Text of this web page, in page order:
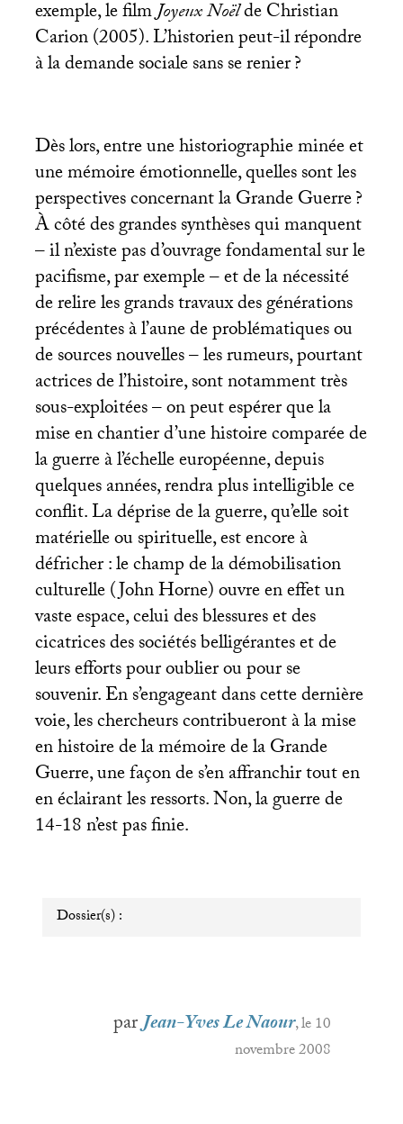
exemple, le filmJoyeux Noëlde Christian
Carion (2005). L’historien peut-il répondre
à la demande sociale sans se renier?
Dès lors, entre une historiographie minée et
une mémoire émotionnelle, quelles sont les
perspectives concernant la Grande Guerre?
À côté des grandes synthèses qui manquent
– il n’existe pas d’ouvrage fondamental sur le
pacifisme, par exemple – et de la nécessité
de relire les grands travaux des générations
précédentes à l’aune de problématiques ou
de sources nouvelles – les rumeurs, pourtant
actrices de l’histoire, sont notamment très
sous-exploitées – on peut espérer que la
mise en chantier d’une histoire comparée de
la guerre à l’échelle européenne, depuis
quelques années, rendra plus intelligible ce
conflit. La déprise de la guerre, qu’elle soit
matérielle ou spirituelle, est encore à
défricher : le champ de la démobilisation
culturelle (John Horne) ouvre en effet un
vaste espace, celui des blessures et des
cicatrices des sociétés belligérantes et de
leurs efforts pour oublier ou pour se
souvenir. En s’engageant dans cette dernière
voie, les chercheurs contribueront à la mise
en histoire de la mémoire de la Grande
Guerre, une façon de s’en affranchir tout en
en éclairant les ressorts. Non, la guerre de
14-18 n’est pas finie.
Dossier(s) :
parJean-Yves Le Naour, le 10
novembre 2008